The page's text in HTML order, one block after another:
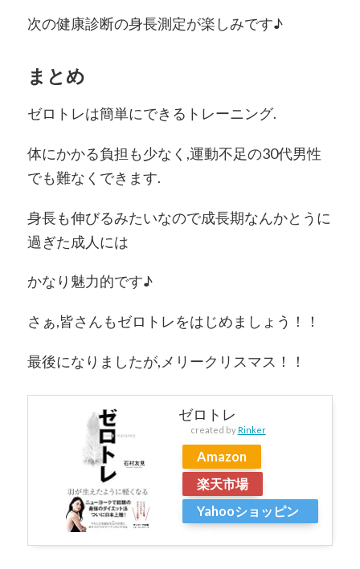
次の健康診断の身長測定が楽しみです♪
まとめ
ゼロトレは簡単にできるトレーニング.
体にかかる負担も少なく,運動不足の30代男性
でも難なくできます.
身長も伸びるみたいなので成長期なんかとうに
過ぎた成人には
かなり魅力的です♪
さぁ,皆さんもゼロトレをはじめましょう！！
最後になりましたが,メリークリスマス！！
ゼロトレ
created by Rinker
Amazon
楽天市場
Yahooショッピン